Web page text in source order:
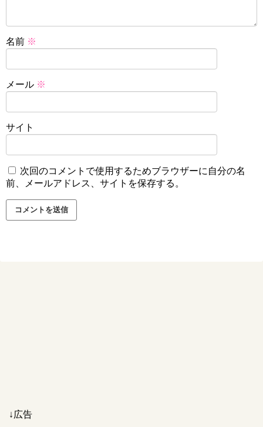
名前 ※
メール ※
サイト
次回のコメントで使用するためブラウザーに自分の名
前、メールアドレス、サイトを保存する。
↓広告